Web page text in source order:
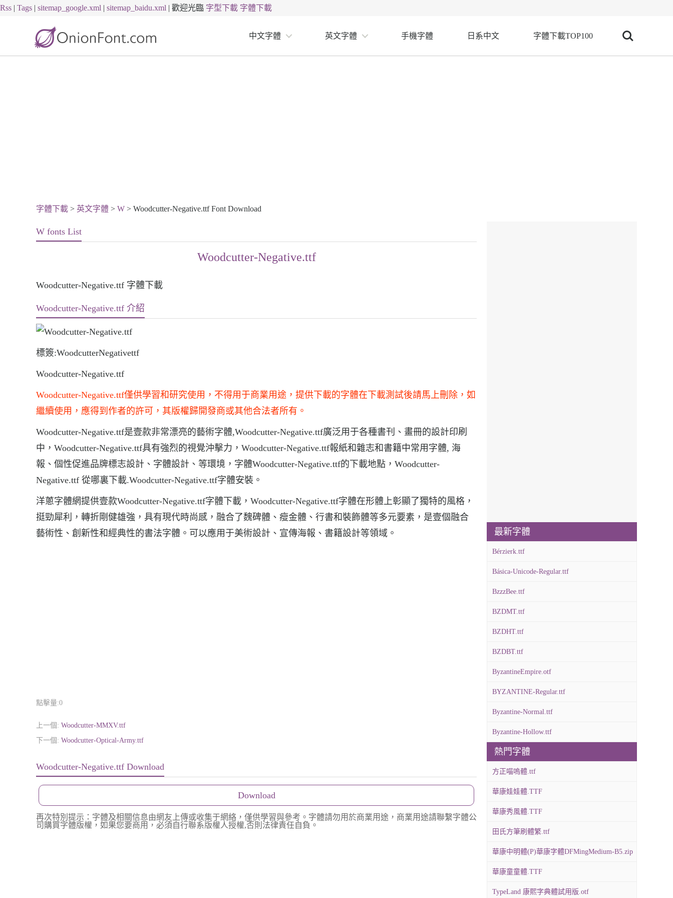
Rss | Tags | sitemap_google.xml | sitemap_baidu.xml | 歡迎光臨 字型下載 字體下載
中文字體 英文字體 手機字體 日系中文 字體下載TOP100
字體下載 > 英文字體 > W > Woodcutter-Negative.ttf Font Download
W fonts List
Woodcutter-Negative.ttf
Woodcutter-Negative.ttf 字體下載
Woodcutter-Negative.ttf 介紹
標簽:WoodcutterNegativettf
Woodcutter-Negative.ttf
Woodcutter-Negative.ttf僅供學習和研究使用，不得用于商業用途，提供下載的字體在下載測試後請馬上刪除，如
繼續使用，應得到作者的許可，其版權歸開發商或其他合法者所有。
Woodcutter-Negative.ttf是壹款非常漂亮的藝術字體,Woodcutter-Negative.ttf廣泛用于各種書刊、畫冊的設計印刷
中，Woodcutter-Negative.ttf具有強烈的視覺沖擊力，Woodcutter-Negative.ttf報紙和雜志和書籍中常用字體, 海
報、個性促進品牌標志設計、字體設計、等環境，字體Woodcutter-Negative.ttf的下載地點，Woodcutter-
Negative.ttf 從哪裏下載.Woodcutter-Negative.ttf字體安裝。
洋蔥字體網提供壹款Woodcutter-Negative.ttf字體下載，Woodcutter-Negative.ttf字體在形體上彰顯了獨特的風格，
挺勁犀利，轉折剛健雄強，具有現代時尚感，融合了魏碑體、瘦金體、行書和裝飾體等多元要素，是壹個融合
藝術性、創新性和經典性的書法字體。可以應用于美術設計、宣傳海報、書籍設計等領域。
點擊量:0
上一個: Woodcutter-MMXV.ttf
下一個: Woodcutter-Optical-Army.ttf
Woodcutter-Negative.ttf Download
Download
再次特別提示：字體及相關信息由網友上傳或收集于網絡，僅供學習與參考。字體請勿用於商業用途，商業用途請聯繫字體公
司購買字體版權，如果您要商用，必須自行聯系版權人授權,否則法律責任自負。
最新字體
Bérzierk.ttf
Básica-Unicode-Regular.ttf
BzzzBee.ttf
BZDMT.ttf
BZDHT.ttf
BZDBT.ttf
ByzantineEmpire.otf
BYZANTINE-Regular.ttf
Byzantine-Normal.ttf
Byzantine-Hollow.ttf
熱門字體
方正喵嗚體.ttf
華康娃娃體.TTF
華康秀風體.TTF
田氏方筆刷體繁.ttf
華康中明體(P)華康字體DFMingMedium-B5.zip
華康童童體.TTF
TypeLand 康熙字典體試用版.otf